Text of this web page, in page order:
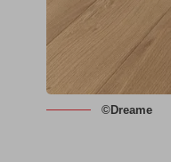
©Dreame